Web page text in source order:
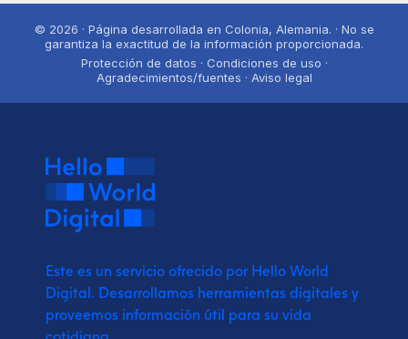
© 2026 · Página desarrollada en Colonia, Alemania. · No se
garantiza la exactitud de la información proporcionada.
Protección de datos · Condiciones de uso ·
Agradecimientos/fuentes · Aviso legal
Este es un servicio ofrecido por Hello World
Digital. Desarrollamos herramientas digitales y
proveemos información útil para su vida